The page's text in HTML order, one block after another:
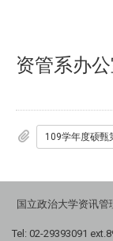
资管系办
国立政治大学资讯管
Tel: 02-29393091